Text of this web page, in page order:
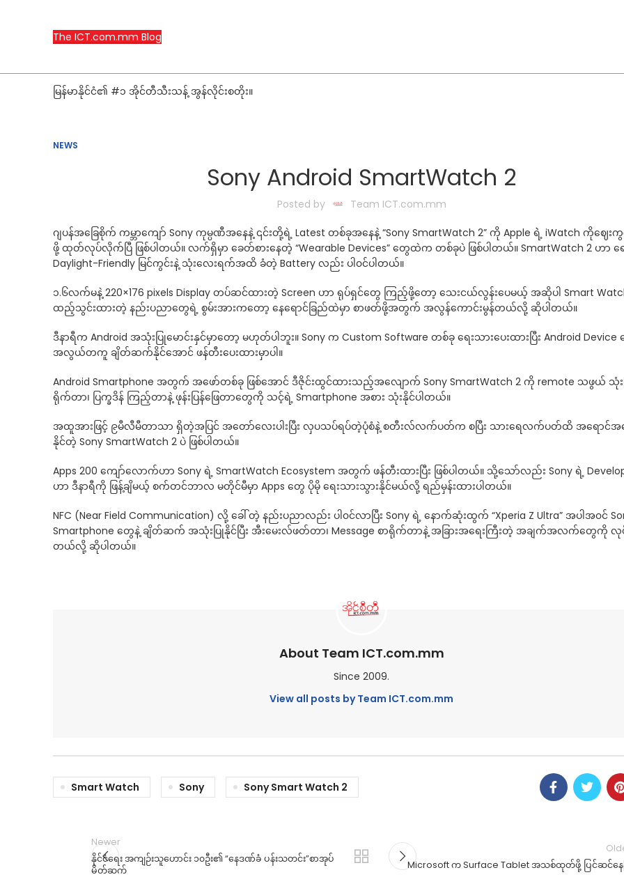
The ICT.com.mm Blog
မြန်မာနိုင်ငံ၏ #၁ အိုင်တီသီးသန့် အွန်လိုင်းစတိုး။
NEWS
Sony Android SmartWatch 2
Posted by Team ICT.com.mm
ဂျပန်အခြေစိုက် ကမ္ဘာကျော် Sony ကုမ္ပဏီအနေနဲ့ ၎င်းတို့ရဲ့ Latest တစ်ခုအနေနဲ့ “Sony SmartWatch 2” ကို Apple ရဲဲ့ iWatch ကိုဈေ
ဖို့ ထုတ်လုပ်လိုက်ပြီ ဖြစ်ပါတယ်။ လက်ရှိမှာ ခေတ်စားနေတဲ့ “Wearable Devices” တွေထဲက တစ်ခုပဲ ဖြစ်ပါတယ်။ SmartWatch 2 ဟာ ရေ
Daylight-Friendly မြင်ကွင်းနဲ့ သုံးလေးရက်အထိ ခံတဲ့ Battery လည်း ပါ၀င်ပါတယ်။
၁.၆လက်မနဲ့ 220×176 pixels Display တပ်ဆင်ထားတဲ့ Screen ဟာ ရုပ်ရှင်တွေ ကြည့်ဖို့တော့ သေးငယ်လွန်းပေမယ့် အဆိုပါ Smart
ထည့်သွင်းထားတဲ့ နည်းပညာတွေရဲ့ စွမ်းအားကတော့ နေရောင်ခြည်ထဲမှာ စာဖတ်ဖို့အတွက် အလွန်ကောင်းမွန်တယ်လို့ ဆိုပါတယ်။
ဒီနာရီက Android အသုံးပြုမောင်းနှင်မှာတော့ မဟုတ်ပါဘူး။ Sony က Custom Software တစ်ခု ရေးသားပေးထားပြီး Android Device
အလွယ်တကူ ချိတ်ဆက်နိုင်အောင် ဖန်တီးပေးထားမှာပါ။
Android Smartphone အတွက် အဖော်တစ်ခု ဖြစ်အောင် ဒီဇိုင်းထွင်ထားသည့်အလျောက် Sony SmartWatch 2 ကို remote သဖွယ် သုံး
ရိုက်တာ၊ ပြက္ခဒိန် ကြည့်တာနဲ့ ဖုန်းပြန်ဖြေတာတွေကို သင့်ရဲ့ Smartphone အစား သုံးနိုင်ပါတယ်။
အထူအားဖြင့် ၉မီလီမီတာသာ ရှိတဲ့အပြင် အတော်လေးပါးပြီး လှပသပ်ရပ်တဲ့ပုံစံနဲ့ စတီးလ်လက်ပတ်က စပြီး သားရေလက်ပတ်ထိ အရောင်အ
နိုင်တဲ့ Sony SmartWatch 2 ပဲ ဖြစ်ပါတယ်။
Apps 200 ကျော်လောက်ဟာ Sony ရဲ့ SmartWatch Ecosystem အတွက် ဖန်တီးထားပြီး ဖြစ်ပါတယ်။ သို့သော်လည်း Sony ရဲ့
ဟာ ဒီနာရီကို ဖြန့်ချိမယ့် စက်တင်ဘာလ မတိုင်မီမှာ Apps တွေ ပိုမို ရေးသားသွားနိုင်မယ်လို့ ရည်မှန်းထားပါတယ်။
NFC (Near Field Communication) လို့ ခေါ်တဲ့ နည်းပညာလည်း ပါ၀င်လာပြီး Sony ရဲ့ နောက်ဆုံးထွက် “Xperia Z Ultra” အပါအ၀င်
Smartphone တွေနဲ့ ချိတ်ဆက် အသုံးပြုနိုင်ပြီး အီးမေးလ်ဖတ်တာ၊ Message စာရိုက်တာနဲ့ အခြားအရေးကြီးတဲ့ အချက်အလက်တွေကို လု
တယ်လို့ ဆိုပါတယ်။
About Team ICT.com.mm
Since 2009.
View all posts by Team ICT.com.mm
Smart Watch Sony Sony Smart Watch 2
Newer
နိုင်ငံရေး အကျဉ်းသူဟောင်း ၁၀ဦး၏ “နေဒဏ်ခံ ပန်းသတင်း”စာအုပ်
မိတ်ဆက်
Microsoft က Surface Tablet အသစ်ထုတ်ဖို့ ပြင်ဆင်နေ